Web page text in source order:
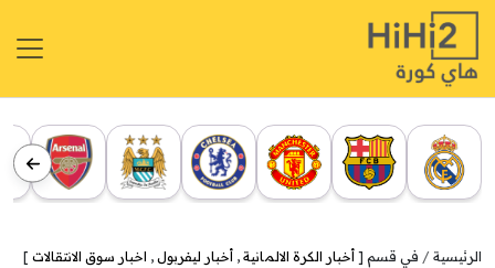
الرئيسية في قسم [ أخبار الكرة الالمانية , أخبار ليفربول , اخبار سوق الانتقالات ]